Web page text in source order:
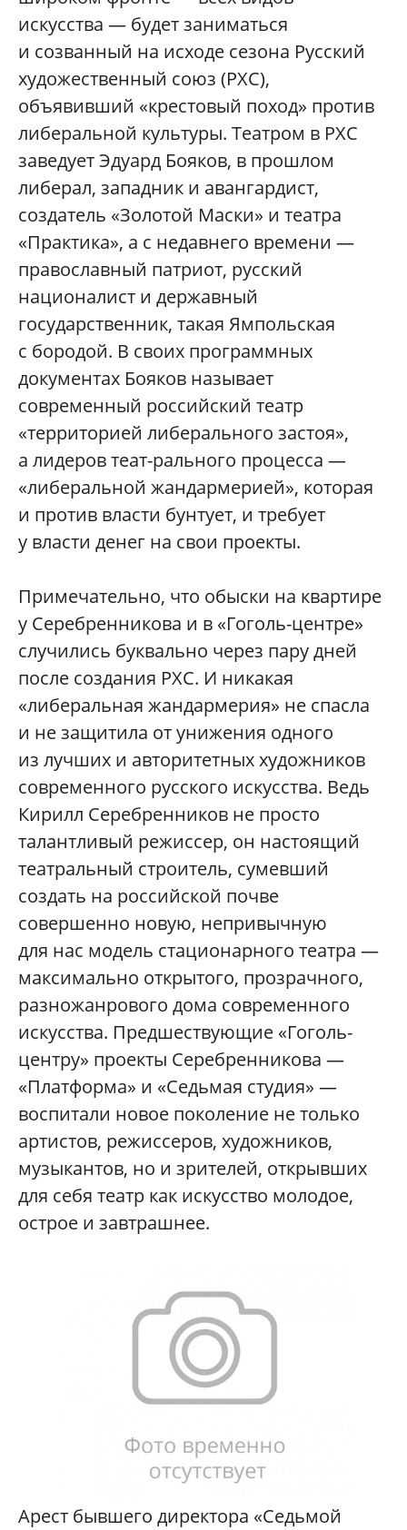
искусства — будет заниматься
и созванный на исходе сезона Русский
художественный союз (РХС),
объявивший «крестовый поход» против
либеральной культуры. Театром в РХС
заведует Эдуард Бояков, в прошлом
либерал, западник и авангардист,
создатель «Золотой Маски» и театра
«Практика», а с недавнего времени —
православный патриот, русский
националист и державный
государственник, такая Ямпольская
с бородой. В своих программных
документах Бояков называет
современный российский театр
«территорией либерального застоя»,
а лидеров теат-рального процесса —
«либеральной жандармерией», которая
и против власти бунтует, и требует
у власти денег на свои проекты.
Примечательно, что обыски на квартире
у Серебренникова и в «Гоголь-центре»
случились буквально через пару дней
после создания РХС. И никакая
«либеральная жандармерия» не спасла
и не защитила от унижения одного
из лучших и авторитетных художников
современного русского искусства. Ведь
Кирилл Серебренников не просто
талантливый режиссер, он настоящий
театральный строитель, сумевший
создать на российской почве
совершенно новую, непривычную
для нас модель стационарного театра —
максимально открытого, прозрачного,
разножанрового дома современного
искусства. Предшествующие «Гоголь-
центру» проекты Серебренникова —
«Платформа» и «Седьмая студия» —
воспитали новое поколение не только
артистов, режиссеров, художников,
музыкантов, но и зрителей, открывших
для себя театр как искусство молодое,
острое и завтрашнее.
Арест бывшего директора «Седьмой